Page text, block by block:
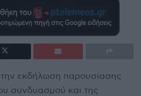
εκδήλωση παρουσίασης
συνδυασμού και της